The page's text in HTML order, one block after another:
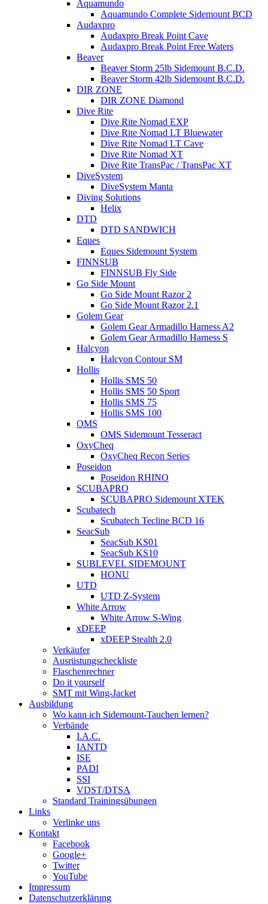
Aquamundo
Aquamundo Complete Sidemount BCD
Audaxpro
Audaxpro Break Point Cave
Audaxpro Break Point Free Waters
Beaver
Beaver Storm 25lb Sidemount B.C.D.
Beaver Storm 42lb Sidemount B.C.D.
DIR ZONE
DIR ZONE Diamond
Dive Rite
Dive Rite Nomad EXP
Dive Rite Nomad LT Bluewater
Dive Rite Nomad LT Cave
Dive Rite Nomad XT
Dive Rite TransPac / TransPac XT
DiveSystem
DiveSystem Manta
Diving Solutions
Helix
DTD
DTD SANDWICH
Eques
Eques Sidemount System
FINNSUB
FINNSUB Fly Side
Go Side Mount
Go Side Mount Razor 2
Go Side Mount Razor 2.1
Golem Gear
Golem Gear Armadillo Harness A2
Golem Gear Armadillo Harness S
Halcyon
Halcyon Contour SM
Hollis
Hollis SMS 50
Hollis SMS 50 Sport
Hollis SMS 75
Hollis SMS 100
OMS
OMS Sidemount Tesseract
OxyCheq
OxyCheq Recon Series
Poseidon
Poseidon RHINO
SCUBAPRO
SCUBAPRO Sidemount XTEK
Scubatech
Scubatech Tecline BCD 16
SeacSub
SeacSub KS01
SeacSub KS10
SUBLEVEL SIDEMOUNT
HONU
UTD
UTD Z-System
White Arrow
White Arrow S-Wing
xDEEP
xDEEP Stealth 2.0
Verkäufer
Ausrüstungscheckliste
Flaschenrechner
Do it yourself
SMT mit Wing-Jacket
Ausbildung
Wo kann ich Sidemount-Tauchen lernen?
Verbände
I.A.C.
IANTD
ISE
PADI
SSI
VDST/DTSA
Standard Trainingsübungen
Links
Verlinke uns
Kontakt
Facebook
Google+
Twitter
YouTube
Impressum
Datenschutzerklärung